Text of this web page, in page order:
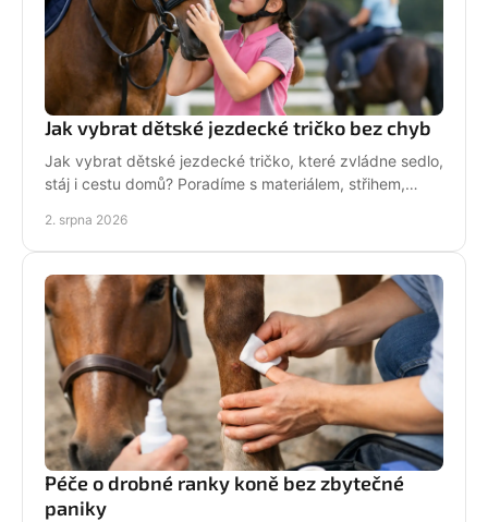
Jak vybrat dětské jezdecké tričko bez chyb
Jak vybrat dětské jezdecké tričko, které zvládne sedlo,
stáj i cestu domů? Poradíme s materiálem, střihem,
2. srpna 2026
Péče o drobné ranky koně bez zbytečné
paniky